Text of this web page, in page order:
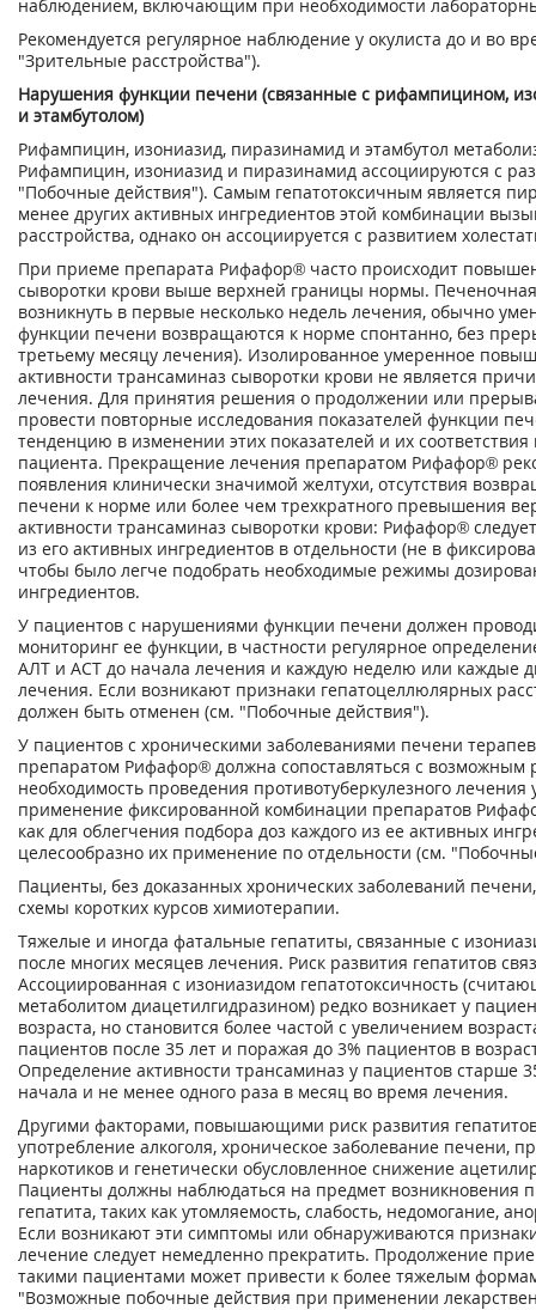
наблюдением, включающим при необходимости
Рекомендуется регулярное наблюдение у окулиста до и во
"Зрительные расстройства").
Нарушения функции печени (связанные с рифампицином,
и этамбутолом)
Рифампицин, изониазид, пиразинамид и этамбутол
Рифампицин, изониазид и пиразинамид ассоциируются с
"Побочные действия"). Самым гепатотоксичным является
менее других активных ингредиентов этой комбинации
расстройства, однако он ассоциируется с развитием
При приеме препарата Рифафор® часто происходит
сыворотки крови выше верхней границы нормы.
возникнуть в первые несколько недель лечения, обычно
функции печени возвращаются к норме спонтанно, без
третьему месяцу лечения). Изолированное умеренное
активности трансаминаз сыворотки крови не является
лечения. Для принятия решения о продолжении или
провести повторные исследования показателей функции
тенденцию в изменении этих показателей и их
пациента. Прекращение лечения препаратом Рифафор®
появления клинически значимой желтухи, отсутствия
печени к норме или более чем трехкратного превышения
активности трансаминаз сыворотки крови: Рифафор®
из его активных ингредиентов в отдельности (не в
чтобы было легче подобрать необходимые режимы
ингредиентов.
У пациентов с нарушениями функции печени должен
мониторинг ее функции, в частности регулярное
АЛТ и ACT до начала лечения и каждую неделю или каждые
лечения. Если возникают признаки гепатоцеллюлярных
должен быть отменен (см. "Побочные действия").
У пациентов с хроническими заболеваниями печени
препаратом Рифафор® должна сопоставляться с возможным
необходимость проведения противотуберкулезного лечения
применение фиксированной комбинации препаратов
как для облегчения подбора доз каждого из ее активных
целесообразно их применение по отдельности (см.
Пациенты, без доказанных хронических заболеваний
схемы коротких курсов химиотерапии.
Тяжелые и иногда фатальные гепатиты, связанные с
после многих месяцев лечения. Риск развития гепатитов
Ассоциированная с изониазидом гепатотоксичность
метаболитом диацетилгидразином) редко возникает у
возраста, но становится более частой с увеличением
пациентов после 35 лет и поражая до 3% пациентов в
Определение активности трансаминаз у пациентов старше
начала и не менее одного раза в месяц во время лечения.
Другими факторами, повышающими риск развития
употребление алкоголя, хроническое заболевание печени,
наркотиков и генетически обусловленное снижение
Пациенты должны наблюдаться на предмет возникновения
гепатита, таких как утомляемость, слабость, недомогание,
Если возникают эти симптомы или обнаруживаются
лечение следует немедленно прекратить. Продолжение
такими пациентами может привести к более тяжелым
"Возможные побочные действия при применении